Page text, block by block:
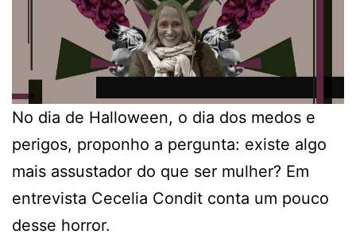
No dia de Halloween, o dia dos medos e
perigos, proponho a pergunta: existe algo
mais assustador do que ser mulher? Em
entrevista Cecelia Condit conta um pouco
desse horror.